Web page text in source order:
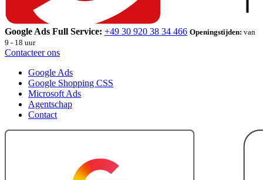
Google Ads Full Service: +49 30 920 38 34 466 Openingstijden: van
9 - 18 uur
Contacteer ons
Google Ads
Google Shopping CSS
Microsoft Ads
Agentschap
Contact